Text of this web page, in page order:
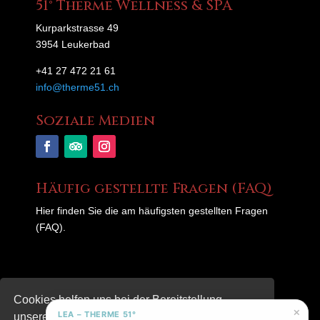
Cookies helfen uns bei der Bereitstellung
unserer Inhalte und Dienste. Durch die weitere
51° Therme Wellness & SPA
Kurparkstrasse 49
3954 Leukerbad
+41 27 472 21 61
info@therme51.ch
Soziale Medien
Häufig gestellte Fragen (FAQ)
Hier finden Sie die am häufigsten gestellten Fragen
(FAQ).
LEA – THERME 51° ×